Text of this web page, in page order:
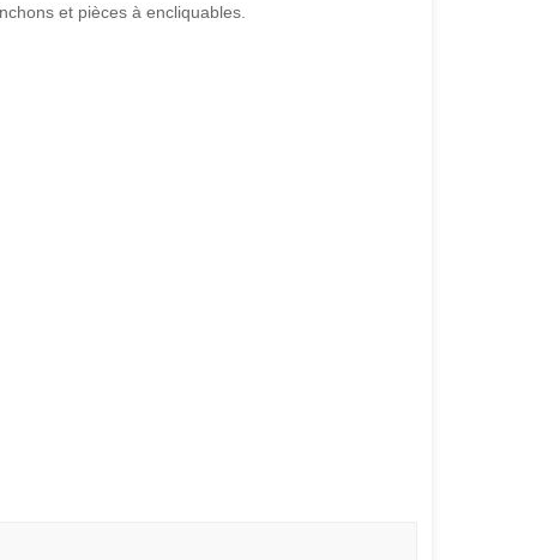
et pièces à encliquables.